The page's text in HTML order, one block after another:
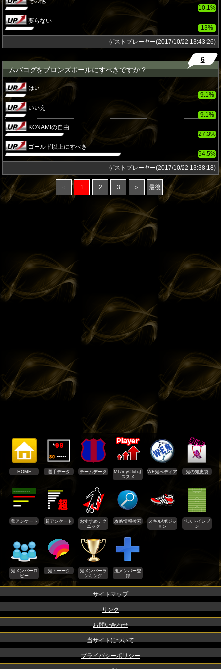
10.1%
要らない
13%
ゲストプレーヤー(2017/10/22 13:43:26)
ムバコグをブロンズボールにすべきですか？
6
はい
9.1%
いいえ
9.1%
KONAMIの自由
27.3%
ゴールド以上にすべき
54.5%
ゲストプレーヤー(2017/10/22 13:38:18)
1 2 3 ＞ 最後
HOME 選手データ チームデータ
ML/myClubオ
ススメ
WE鬼ぺディア 鬼の知恵袋
鬼アンケート 超アンケート
おすすめテク
ニック
攻略情報検索
スキル/ポジシ
ョン
ベストイレブ
ン
鬼メンバーロ
ビー
鬼トーーク
鬼メンバーラ
ンキング
鬼メンバー登
録
サイトマップ
リンク
お問い合わせ
当サイトについて
プライバシーポリシー